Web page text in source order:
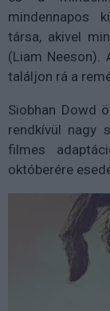
mindennapos
társa, akivel
(Liam Neeson).
találjon rá a
Siobhan Dowd
rendkívül nagy
filmes
októberére